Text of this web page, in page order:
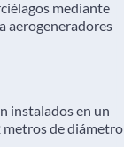
mediante
aerogeneradores
instalados en un
metros de diámetro